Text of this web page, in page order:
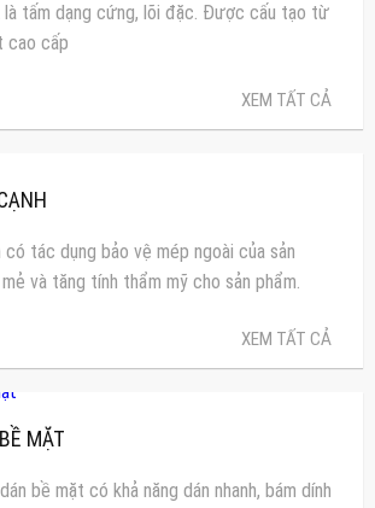
là tấm dạng cứng, lõi đặc. Được cấu tạo từ
cao cấp
XEM TẤT CẢ
có tác dụng bảo vệ mép ngoài của sản
và tăng tính thẩm mỹ cho sản phẩm.
XEM TẤT CẢ
MẶT
bề mặt có khả năng dán nhanh, bám dính